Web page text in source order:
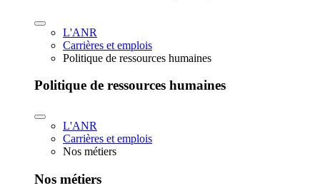
L'ANR
Carrières et emplois
Politique de ressources humaines
Politique de ressources humaines
L'ANR
Carrières et emplois
Nos métiers
Nos métiers